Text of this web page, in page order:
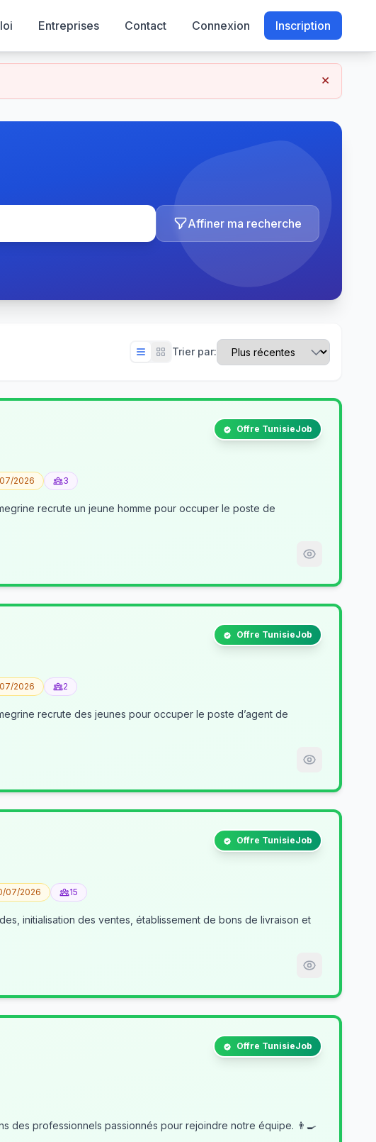
Entreprises Contact Connexion Inscription
×
Affiner ma recherche
Trier par:
Offre TunisieJob
2026 3
recrute un jeune homme pour occuper le poste de
Offre TunisieJob
2026 2
le poste d’agent de
Offre TunisieJob
07/2026 15
initialisation des ventes, établissement de bons de livraison et
Offre TunisieJob